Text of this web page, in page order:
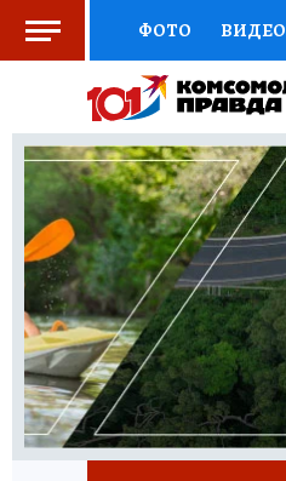
ФОТО ВИДЕО
ВЫБОР
КНИЖНАЯ
ПРЕСС-ЦЕНТР
РАДИО КП